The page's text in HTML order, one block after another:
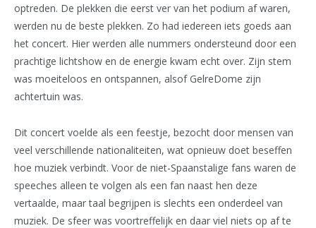
optreden. De plekken die eerst ver van het podium af waren,
werden nu de beste plekken. Zo had iedereen iets goeds aan
het concert. Hier werden alle nummers ondersteund door een
prachtige lichtshow en de energie kwam echt over. Zijn stem
was moeiteloos en ontspannen, alsof GelreDome zijn
achtertuin was.
Dit concert voelde als een feestje, bezocht door mensen van
veel verschillende nationaliteiten, wat opnieuw doet beseffen
hoe muziek verbindt. Voor de niet-Spaanstalige fans waren de
speeches alleen te volgen als een fan naast hen deze
vertaalde, maar taal begrijpen is slechts een onderdeel van
muziek. De sfeer was voortreffelijk en daar viel niets op af te